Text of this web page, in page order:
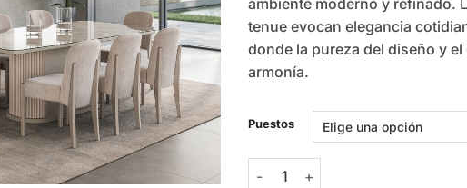
ambiente moderno y refinado.
tenue evocan elegancia
donde la pureza del diseño y
armonía.
Puestos
Comedor Invierno cantidad